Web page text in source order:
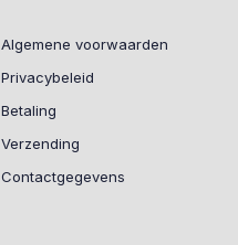
Algemene voorwaarden
Privacybeleid
Betaling
Verzending
Contactgegevens